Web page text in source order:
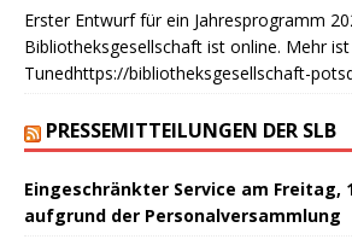
Erster Entwurf für ein Jahresprogramm
Bibliotheksgesellschaft ist online. Mehr
Tunedhttps://bibliotheksgesellschaft-
PRESSEMITTEILUNGEN DER SLB
Eingeschränkter Service am Freitag,
aufgrund der Personalversammlung